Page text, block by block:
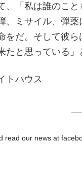
、「私は誰のこ
、ミサイル、弾
をだ。そして彼
たと思っている」
トハウス
read our news at